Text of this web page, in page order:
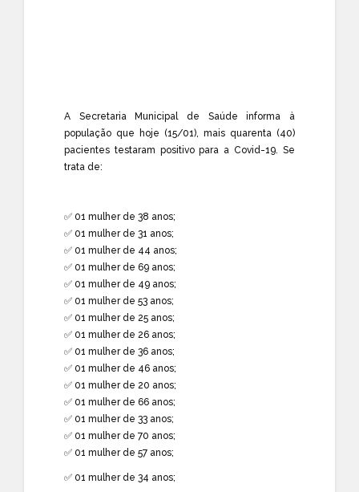
A Secretaria Municipal de Saúde informa à
população que hoje (15/01), mais quarenta (40)
pacientes testaram positivo para a Covid-19. Se
trata de:
✅ 01 mulher de 38 anos;
✅ 01 mulher de 31 anos;
✅ 01 mulher de 44 anos;
✅ 01 mulher de 69 anos;
✅ 01 mulher de 49 anos;
✅ 01 mulher de 53 anos;
✅ 01 mulher de 25 anos;
✅ 01 mulher de 26 anos;
✅ 01 mulher de 36 anos;
✅ 01 mulher de 46 anos;
✅ 01 mulher de 20 anos;
✅ 01 mulher de 66 anos;
✅ 01 mulher de 33 anos;
✅ 01 mulher de 70 anos;
✅ 01 mulher de 57 anos;
✅ 01 mulher de 34 anos;